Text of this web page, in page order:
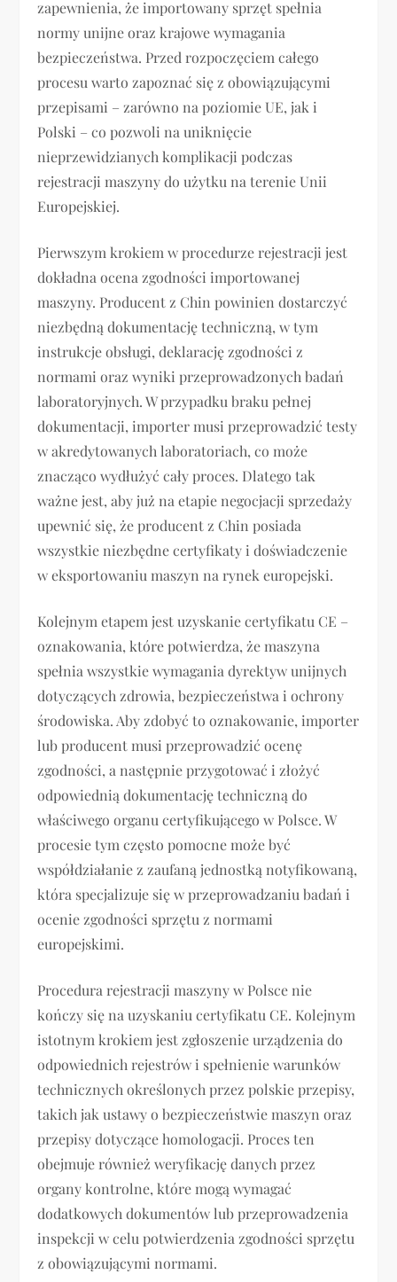
zapewnienia, że importowany sprzęt spełnia
normy unijne oraz krajowe wymagania
bezpieczeństwa. Przed rozpoczęciem całego
procesu warto zapoznać się z obowiązującymi
przepisami – zarówno na poziomie UE, jak i
Polski – co pozwoli na uniknięcie
nieprzewidzianych komplikacji podczas
rejestracji maszyny do użytku na terenie Unii
Europejskiej.
Pierwszym krokiem w procedurze rejestracji jest
dokładna ocena zgodności importowanej
maszyny. Producent z Chin powinien dostarczyć
niezbędną dokumentację techniczną, w tym
instrukcje obsługi, deklarację zgodności z
normami oraz wyniki przeprowadzonych badań
laboratoryjnych. W przypadku braku pełnej
dokumentacji, importer musi przeprowadzić testy
w akredytowanych laboratoriach, co może
znacząco wydłużyć cały proces. Dlatego tak
ważne jest, aby już na etapie negocjacji sprzedaży
upewnić się, że producent z Chin posiada
wszystkie niezbędne certyfikaty i doświadczenie
w eksportowaniu maszyn na rynek europejski.
Kolejnym etapem jest uzyskanie certyfikatu CE –
oznakowania, które potwierdza, że maszyna
spełnia wszystkie wymagania dyrektyw unijnych
dotyczących zdrowia, bezpieczeństwa i ochrony
środowiska. Aby zdobyć to oznakowanie, importer
lub producent musi przeprowadzić ocenę
zgodności, a następnie przygotować i złożyć
odpowiednią dokumentację techniczną do
właściwego organu certyfikującego w Polsce. W
procesie tym często pomocne może być
współdziałanie z zaufaną jednostką notyfikowaną,
która specjalizuje się w przeprowadzaniu badań i
ocenie zgodności sprzętu z normami
europejskimi.
Procedura rejestracji maszyny w Polsce nie
kończy się na uzyskaniu certyfikatu CE. Kolejnym
istotnym krokiem jest zgłoszenie urządzenia do
odpowiednich rejestrów i spełnienie warunków
technicznych określonych przez polskie przepisy,
takich jak ustawy o bezpieczeństwie maszyn oraz
przepisy dotyczące homologacji. Proces ten
obejmuje również weryfikację danych przez
organy kontrolne, które mogą wymagać
dodatkowych dokumentów lub przeprowadzenia
inspekcji w celu potwierdzenia zgodności sprzętu
z obowiązującymi normami.